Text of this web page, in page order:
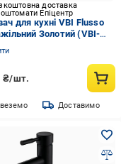
доставка
Епіцентр
для кухні VBI Flusso
Золотий (VBI-
₴/шт.
Доставимо